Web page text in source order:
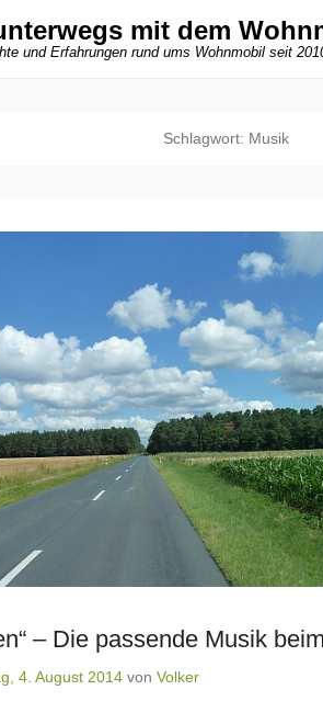
mit dem
und Erfahrungen rund ums Wohnmobil seit
Schlagwort: Musik
– Die passende Musik
4. August 2014 von Volker